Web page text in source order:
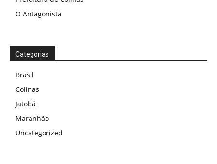
O Antagonista
Categorias
Brasil
Colinas
Jatobá
Maranhão
Uncategorized